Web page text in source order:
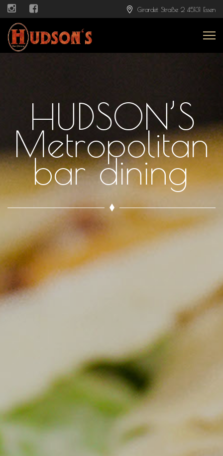
Girardet Straße 2 45131 Essen
HUDSON’S
Metropolitan
bar dining